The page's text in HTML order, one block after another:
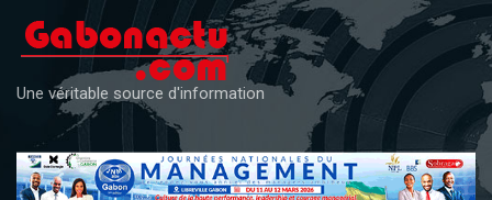
content
Une véritable source d'information